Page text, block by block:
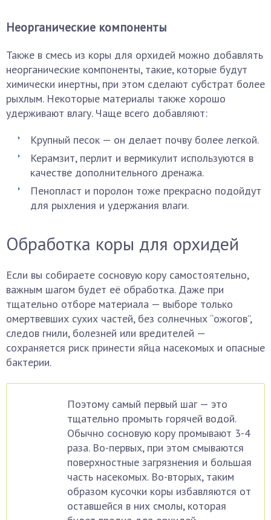
Неорганические компоненты
Также в смесь из коры для орхидей можно добавлять
неорганические компоненты, такие, которые будут
химически инертны, при этом сделают субстрат более
рыхлым. Некоторые материалы также хорошо
удерживают влагу. Чаще всего добавляют:
Крупный песок — он делает почву более легкой.
Керамзит, перлит и вермикулит используются в
качестве дополнительного дренажа.
Пенопласт и поролон тоже прекрасно подойдут
для рыхления и удержания влаги.
Обработка коры для орхидей
Если вы собираете сосновую кору самостоятельно,
важным шагом будет её обработка. Даже при
тщательно отборе материала — выборе только
омертвевших сухих частей, без солнечных “ожогов”,
следов гнили, болезней или вредителей —
сохраняется риск принести яйца насекомых и опасные
бактерии.
Поэтому самый первый шаг — это
тщательно промыть горячей водой.
Обычно сосновую кору промывают 3-4
раза. Во-первых, при этом смываются
поверхностные загрязнения и большая
часть насекомых. Во-вторых, таким
образом кусочки коры избавляются от
оставшейся в них смолы, которая